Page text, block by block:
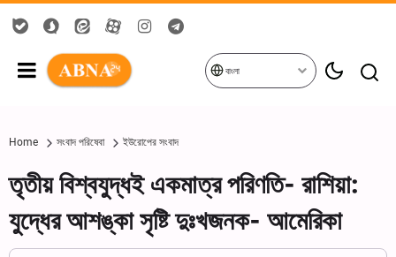
বাংলা
Home সংবাদ পরিষেবা ইউরোপের সংবাদ
তৃতীয় বিশ্বযুদ্ধই একমাত্র পরিণতি- রাশিয়া:
যুদ্ধের আশঙ্কা সৃষ্টি দুঃখজনক- আমেরিকা